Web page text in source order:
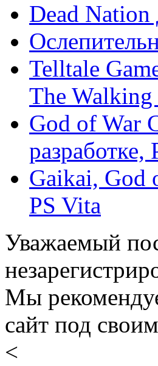
Dead Nation
Telltale
The Walking
God of War
разработке,
Gaikai, God
PS Vita
Уважаемый
Мы
сайт под
<